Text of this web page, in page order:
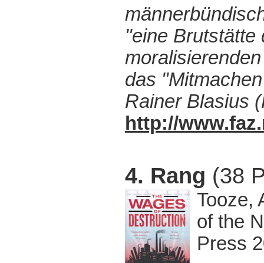
"eine
das
Rainer Blasius
http://
4. Rang (38
Tooze,
of the
Press